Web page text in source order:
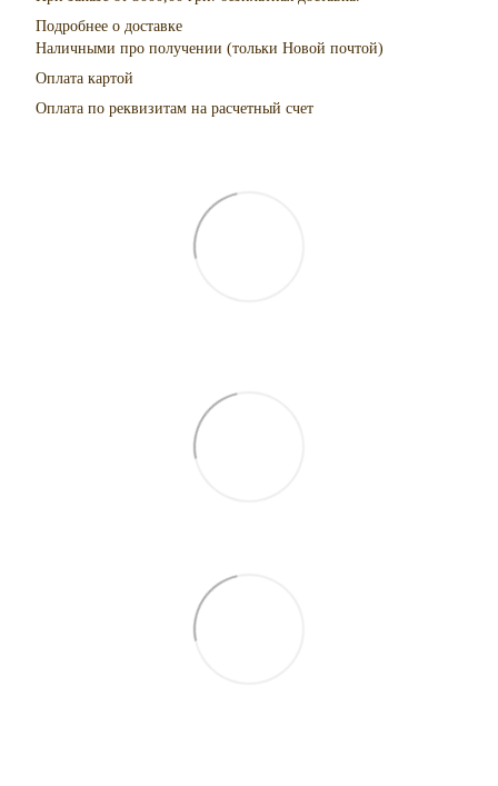
Подробнее о доставке
Наличными про получении (тольки Новой почтой)
Оплата картой
Оплата по реквизитам на расчетный счет